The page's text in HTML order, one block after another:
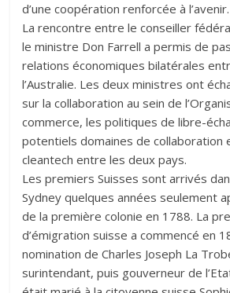
d’une coopération renforcée à l’avenir.
La rencontre entre le conseiller
le ministre Don Farrell a permis de
relations économiques bilatérales
l’Australie. Les deux ministres ont
sur la collaboration au sein de
commerce, les politiques de libre-
potentiels domaines de collaboration
cleantech entre les deux pays.
Les premiers Suisses sont arrivés
Sydney quelques années seulement
de la première colonie en 1788. La
d’émigration suisse a commencé en
nomination de Charles Joseph La
surintendant, puis gouverneur de